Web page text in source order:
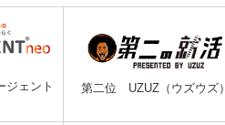
ェント
第二位 UZUZ（ウズウズ）